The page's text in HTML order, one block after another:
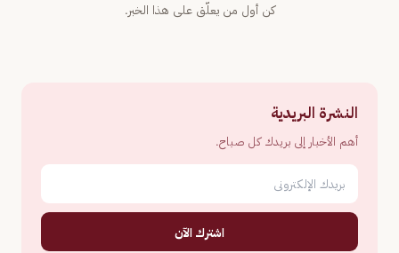
كن أول من يعلّق على هذا الخبر.
النشرة البريدية
أهم الأخبار إلى بريدك كل صباح.
اشترك الآن